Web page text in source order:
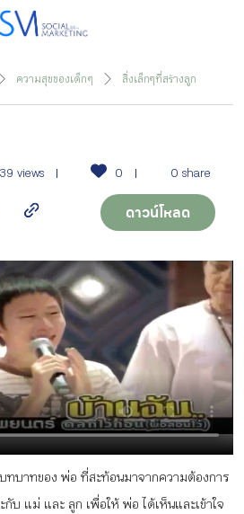
ญ
ความสุขของเด็ก ๆ สิ่งเล็กๆที่สร้างลูก
views 0 0 share
ดาวน์โหลด
ทบาทของ พ่อ ที่สะท้อนมาจากความต้องการ
บ แม่ และ ลูก เพื่อให้ พ่อ ได้เห็นและเข้าใจ